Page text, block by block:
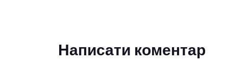
Написати коментар